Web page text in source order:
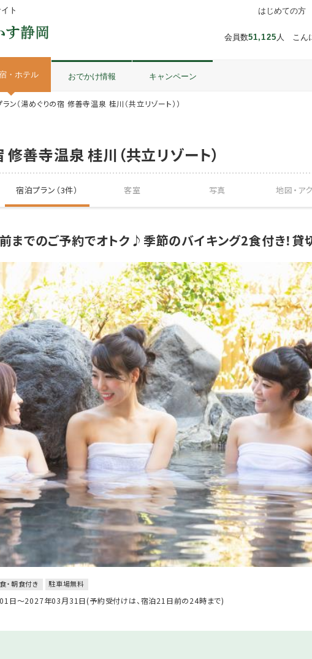
ト
会員数51,125 人 こん
はじめての方
・ホテル おでかけ情報 キャンペーン
ン（湯めぐりの宿 修善寺温泉 桂川（共立リゾート））
修善寺温泉 桂川（共立リゾート）
宿泊プラン（3件） 客室 写真 地図・ ア
前までのご予約でオトク♪季節のバイキング2食付き！貸
・朝食付き 駐車場無料
日～2027年03月31日(予約受付けは、宿泊21日前の24時まで)